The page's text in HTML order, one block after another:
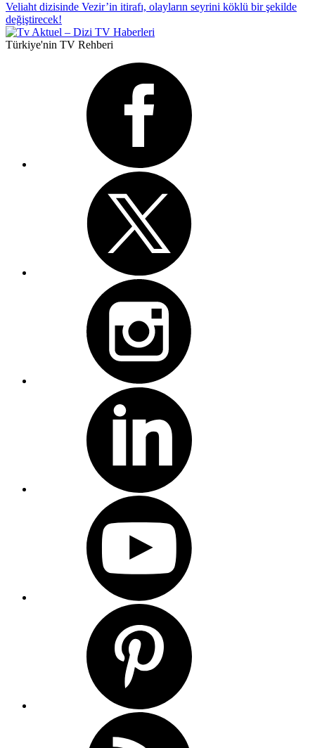
Veliaht dizisinde Vezir’in itirafı, olayların seyrini köklü bir şekilde
değiştirecek!
Türkiye'nin TV Rehberi